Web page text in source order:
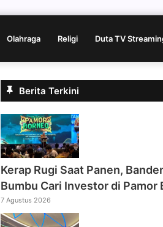
Olahraga Religi Duta TV
Berita Terkini
Kerap Rugi Saat Panen,
Bumbu Cari Investor di Pamor
7 Agustus 2026